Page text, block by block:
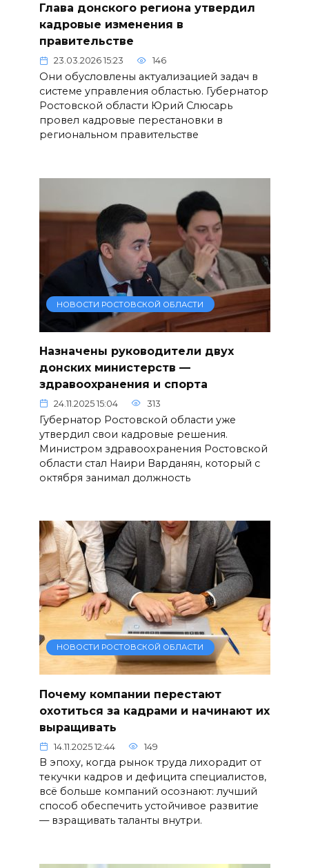
Глава донского региона утвердил
кадровые изменения в
правительстве
23.03.2026 15:23 146
Они обусловлены актуализацией задач в
системе управления областью. Губернатор
Ростовской области Юрий Слюсарь
провел кадровые перестановки в
региональном правительстве
НОВОСТИ РОСТОВСКОЙ ОБЛАСТИ
Назначены руководители двух
донских министерств —
здравоохранения и спорта
24.11.2025 15:04 313
Губернатор Ростовской области уже
утвердил свои кадровые решения.
Министром здравоохранения Ростовской
области стал Наири Варданян, который с
октября занимал должность
НОВОСТИ РОСТОВСКОЙ ОБЛАСТИ
Почему компании перестают
охотиться за кадрами и начинают их
выращивать
14.11.2025 12:44 149
В эпоху, когда рынок труда лихорадит от
текучки кадров и дефицита специалистов,
всё больше компаний осознают: лучший
способ обеспечить устойчивое развитие
— взращивать таланты внутри.